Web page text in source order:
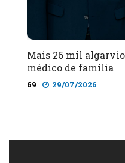
Mais 26 mil
médico de família
69 29/07/2026